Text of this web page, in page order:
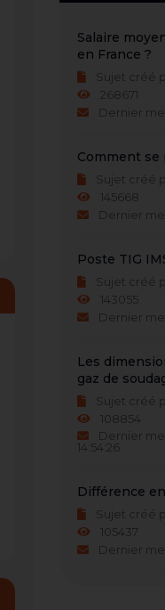
Salaire
en France ?
Sujet créé
268671
Dernier
Comment se
Sujet créé
145668
Dernier
Poste TIG
Sujet créé
143055
Dernier
Les
gaz de
Sujet créé
108854
Dernier
14:54:26
Différence
Sujet créé
105437
Dernier